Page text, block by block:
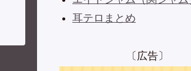
耳テロまとめ
〔広告〕